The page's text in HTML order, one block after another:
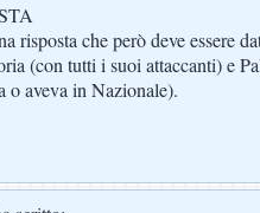
risposta che però deve essere
(con tutti i suoi attaccanti) e
o aveva in Nazionale).